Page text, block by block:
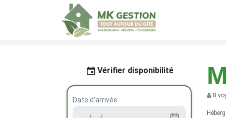
Vérifier disponibilité
Date d'arrivée
8